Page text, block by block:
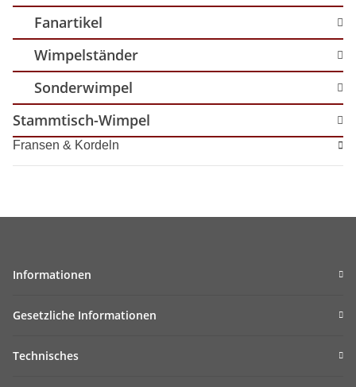
Fanartikel
Wimpelständer
Sonderwimpel
Stammtisch-Wimpel
Fransen & Kordeln
Informationen
Gesetzliche Informationen
Technisches